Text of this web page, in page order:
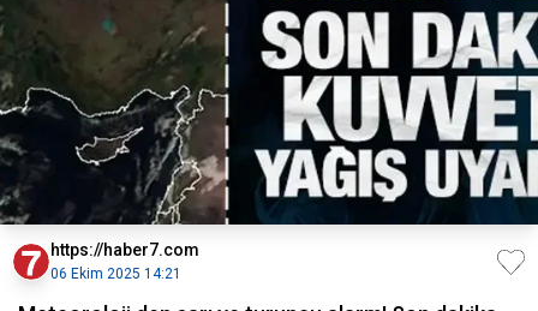
https://haber7.com
06 Ekim 2025 14:21